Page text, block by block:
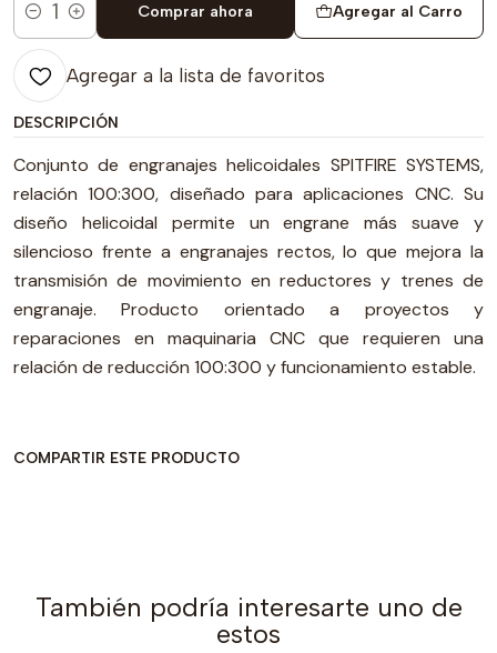
Cantidad
Agregar al Carro
Comprar ahora
Agregar a la lista de favoritos
DESCRIPCIÓN
Conjunto de engranajes helicoidales SPITFIRE SYSTEMS,
relación 100:300, diseñado para aplicaciones CNC. Su
diseño helicoidal permite un engrane más suave y
silencioso frente a engranajes rectos, lo que mejora la
transmisión de movimiento en reductores y trenes de
engranaje. Producto orientado a proyectos y
reparaciones en maquinaria CNC que requieren una
relación de reducción 100:300 y funcionamiento estable.
COMPARTIR ESTE PRODUCTO
También podría interesarte uno de
estos